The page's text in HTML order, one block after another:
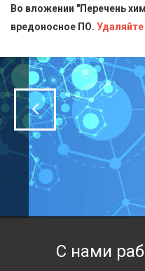
Блескообразующие
Индикаторы
Кислоты
Пищевая химия для
Стандарт-титры
Техническая химия
СТАТЬИ
ДОСТАВКА
СЕРТИФИКАТЫ
КОНТАКТЫ
Во вложении "Перечень
вредоносное ПО. Удаляйте
С нами